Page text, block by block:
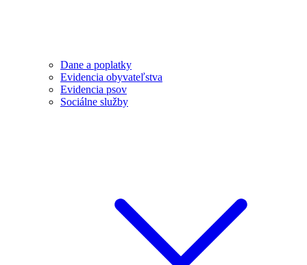
Dane a poplatky
Evidencia obyvateľstva
Evidencia psov
Sociálne služby